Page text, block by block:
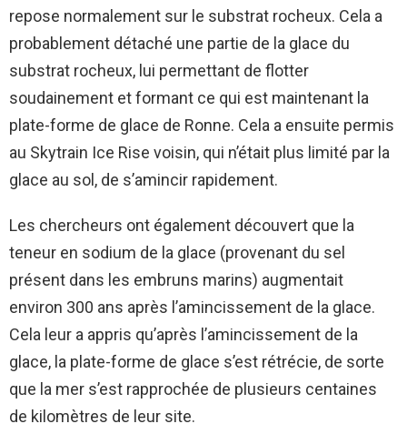
repose normalement sur le substrat rocheux. Cela a
probablement détaché une partie de la glace du
substrat rocheux, lui permettant de flotter
soudainement et formant ce qui est maintenant la
plate-forme de glace de Ronne. Cela a ensuite permis
au Skytrain Ice Rise voisin, qui n’était plus limité par la
glace au sol, de s’amincir rapidement.
Les chercheurs ont également découvert que la
teneur en sodium de la glace (provenant du sel
présent dans les embruns marins) augmentait
environ 300 ans après l’amincissement de la glace.
Cela leur a appris qu’après l’amincissement de la
glace, la plate-forme de glace s’est rétrécie, de sorte
que la mer s’est rapprochée de plusieurs centaines
de kilomètres de leur site.